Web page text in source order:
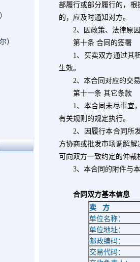
）
部履行或部分履行的，
的，应及时通知对方。
2、因政策、法律原
第十条 合同的签署
1、买卖双方通过其
生效。
2、本合同对应的交
第十一条 其它条款
1、本合同未尽事宜
有关规则的规定执行。
2、因履行本合同所
方协商或批发市场调解解
可向双方一致约定的仲裁
3、本合同的附件与
合同双方基本信息
卖
方
单位名称：
单位地址：
邮政编码：
交易代码：